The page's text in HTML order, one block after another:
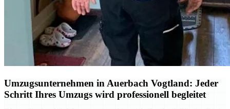
Umzugsunternehmen in Auerbach Vogtland: Jeder
Schritt Ihres Umzugs wird professionell begleitet